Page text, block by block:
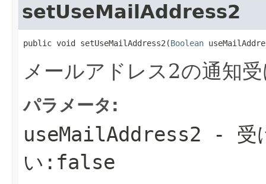
setUseMailAddress2
public void setUseMailAddress2(Boolean
メールアドレス2の通知
パラメータ:
useMailAddress2 - 受
い:false